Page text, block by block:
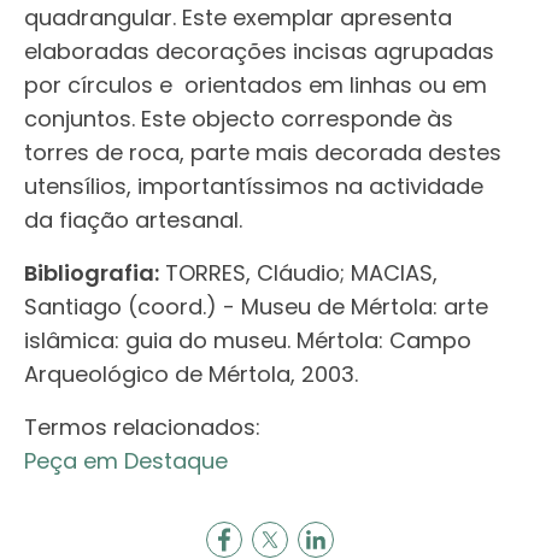
quadrangular. Este exemplar apresenta
elaboradas decorações incisas agrupadas
por círculos e orientados em linhas ou em
conjuntos. Este objecto corresponde às
torres de roca, parte mais decorada destes
utensílios, importantíssimos na actividade
da fiação artesanal.
Bibliografia: TORRES, Cláudio; MACIAS,
Santiago (coord.) - Museu de Mértola: arte
islâmica: guia do museu. Mértola: Campo
Arqueológico de Mértola, 2003.
Termos relacionados:
Peça em Destaque